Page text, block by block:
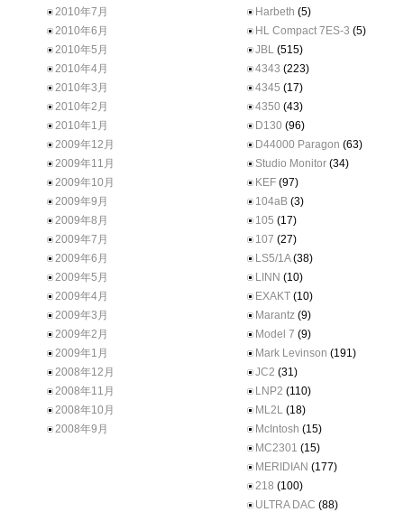
2010年7月
2010年6月
2010年5月
2010年4月
2010年3月
2010年2月
2010年1月
2009年12月
2009年11月
2009年10月
2009年9月
2009年8月
2009年7月
2009年6月
2009年5月
2009年4月
2009年3月
2009年2月
2009年1月
2008年12月
2008年11月
2008年10月
2008年9月
Harbeth (5)
HL Compact 7ES-3 (5)
JBL (515)
4343 (223)
4345 (17)
4350 (43)
D130 (96)
D44000 Paragon (63)
Studio Monitor (34)
KEF (97)
104aB (3)
105 (17)
107 (27)
LS5/1A(38)
LINN (10)
EXAKT (10)
Marantz (9)
Model 7 (9)
Mark Levinson (191)
JC2 (31)
LNP2 (110)
ML2L (18)
McIntosh (15)
MC2301 (15)
MERIDIAN (177)
218 (100)
ULTRA DAC (88)